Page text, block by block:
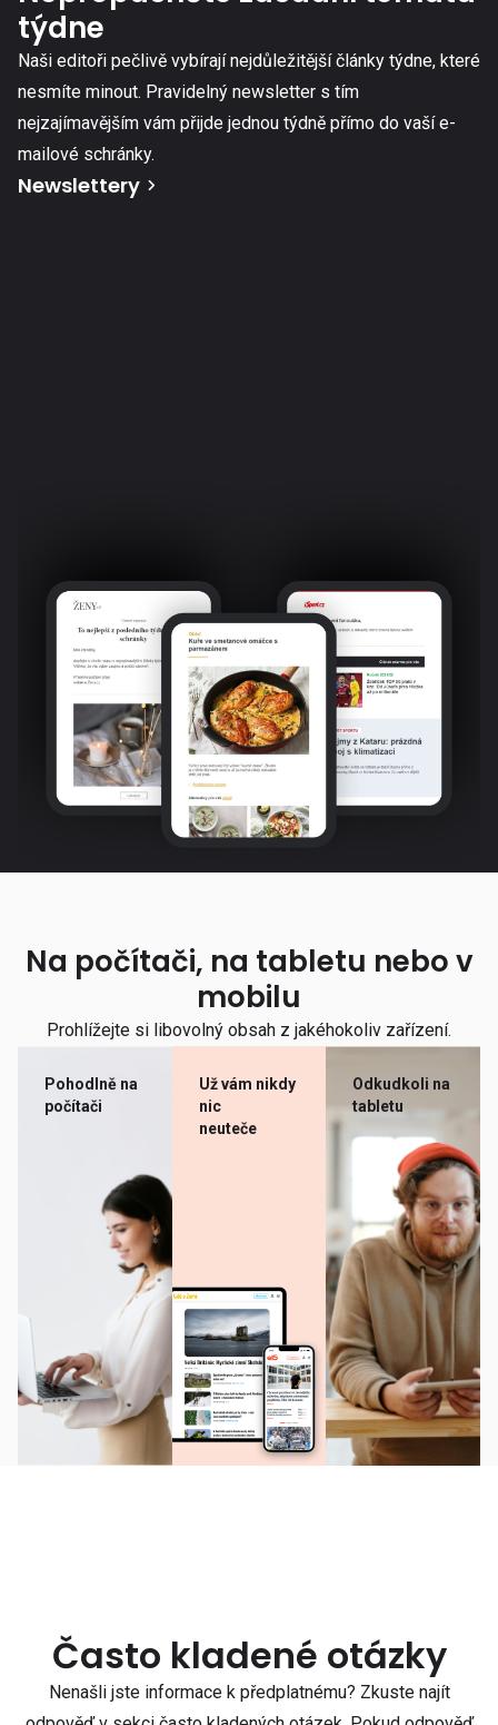
týdne
Naši editoři pečlivě vybírají nejdůležitější články týdne, které
nesmíte minout. Pravidelný newsletter s tím
nejzajímavějším vám přijde jednou týdně přímo do vaší e-
mailové schránky.
Newslettery
Na počítači, na tabletu nebo v
mobilu
Prohlížejte si libovolný obsah z jakéhokoliv zařízení.
Pohodlně na
počítači
Už vám nikdy
nic
neuteče
Odkudkoli na
tabletu
Často kladené otázky
Nenašli jste informace k předplatnému? Zkuste najít